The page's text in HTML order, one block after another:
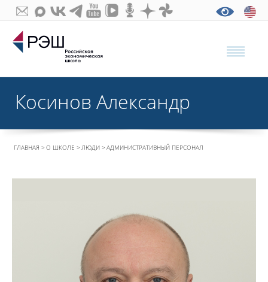
Косинов Александр
ГЛАВНАЯ О ШКОЛЕ ЛЮДИ АДМИНИСТРАТИВНЫЙ ПЕРСОНАЛ